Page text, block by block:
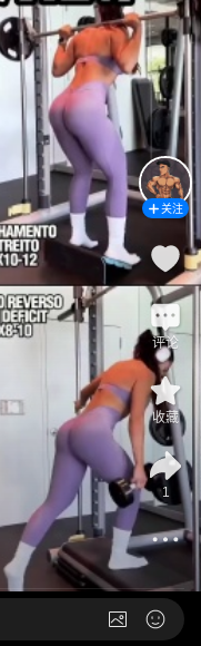
关注
评论
收藏
1